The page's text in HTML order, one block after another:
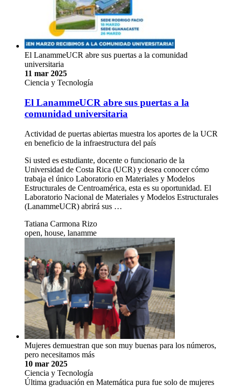
El LanammeUCR abre sus puertas a la comunidad
universitaria
11 mar 2025
Ciencia y Tecnología
El LanammeUCR abre sus puertas a la
comunidad universitaria
Actividad de puertas abiertas muestra los aportes de la UCR
en beneficio de la infraestructura del país
Si usted es estudiante, docente o funcionario de la
Universidad de Costa Rica (UCR) y desea conocer cómo
trabaja el único Laboratorio en Materiales y Modelos
Estructurales de Centroamérica, esta es su oportunidad. El
Laboratorio Nacional de Materiales y Modelos Estructurales
(LanammeUCR) abrirá sus …
Tatiana Carmona Rizo
open, house, lanamme
Mujeres demuestran que son muy buenas para los números,
pero necesitamos más
10 mar 2025
Ciencia y Tecnología
Última graduación en Matemática pura fue solo de mujeres